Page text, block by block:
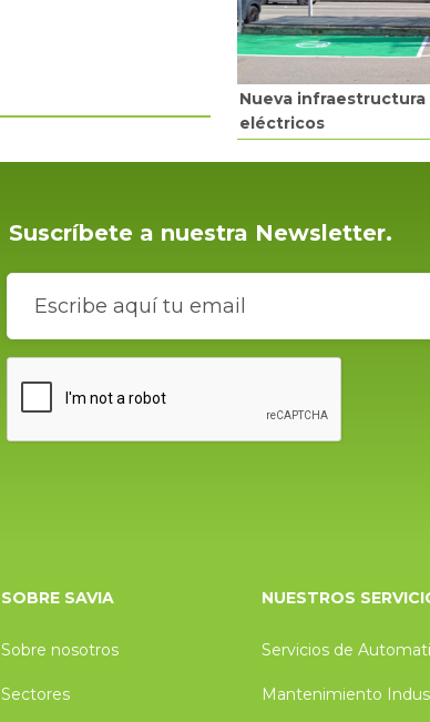
Nueva
eléctricos
Suscríbete a nuestra Newsletter.
SOBRE SAVIA
Sobre nosotros
Sectores
NUESTROS
Servicios de
Mantenimiento